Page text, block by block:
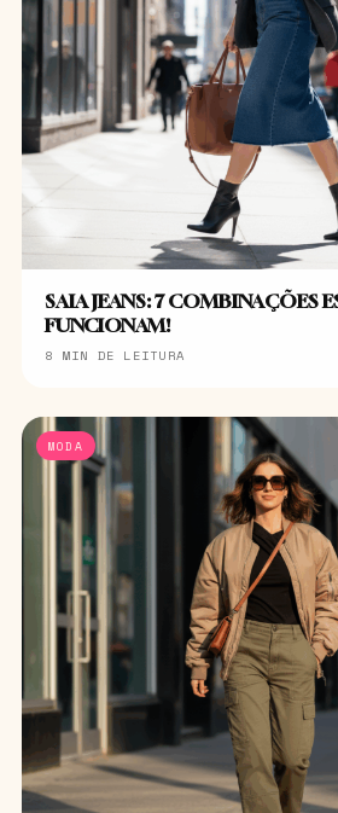
SAIA JEANS: 7 COMBINAÇÕES
FUNCIONAM!
8 MIN DE LEITURA
MODA